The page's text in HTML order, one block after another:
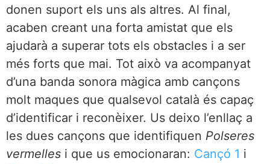
donen suport els uns als altres. Al final,
acaben creant una forta amistat que els
ajudarà a superar tots els obstacles i a ser
més forts que mai. Tot això va acompanyat
d’una banda sonora màgica amb cançons
molt maques que qualsevol català és capaç
d’identificar i reconèixer. Us deixo l’enllaç a
les dues cançons que identifiquen Polseres
vermelles i que us emocionaran: Cançó 1 i